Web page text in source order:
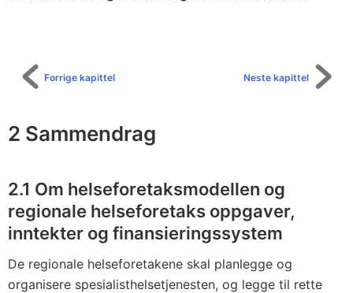
Neste kapittel
Forrige kapittel
2 Sammendrag
2.1 Om helseforetaksmodellen og
regionale helseforetaks oppgaver,
inntekter og finansieringssystem
De regionale helseforetakene skal planlegge og
organisere spesialisthelsetjenesten, og legge til rette